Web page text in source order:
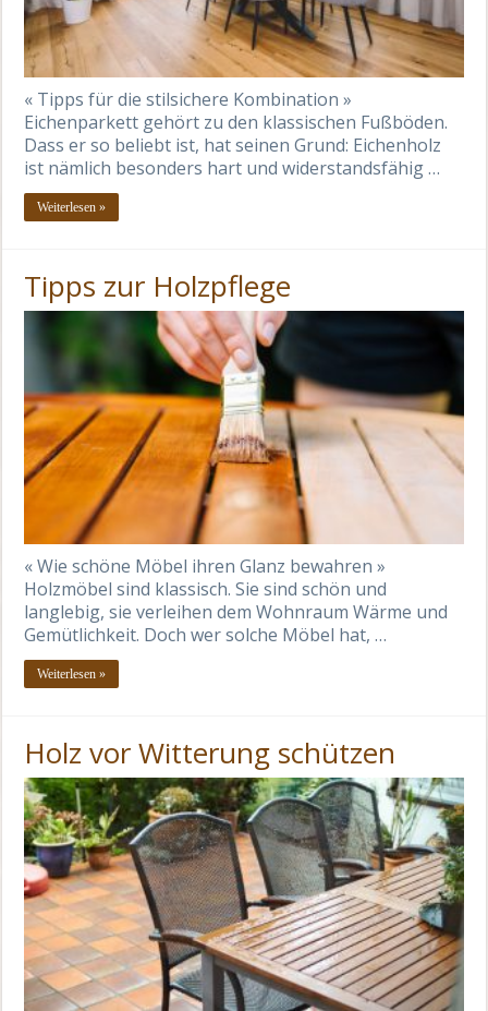
« Tipps für die stilsichere Kombination »
Eichenparkett gehört zu den klassischen Fußböden.
Dass er so beliebt ist, hat seinen Grund: Eichenholz
ist nämlich besonders hart und widerstandsfähig …
Weiterlesen »
Tipps zur Holzpflege
« Wie schöne Möbel ihren Glanz bewahren »
Holzmöbel sind klassisch. Sie sind schön und
langlebig, sie verleihen dem Wohnraum Wärme und
Gemütlichkeit. Doch wer solche Möbel hat, …
Weiterlesen »
Holz vor Witterung schützen